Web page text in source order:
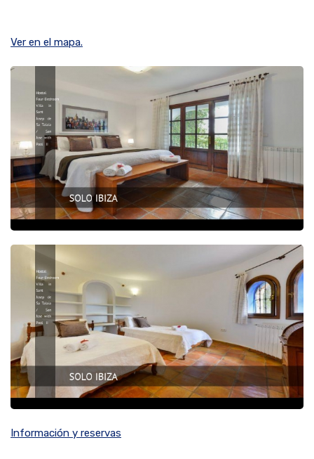
Ver en el mapa.
Información y reservas